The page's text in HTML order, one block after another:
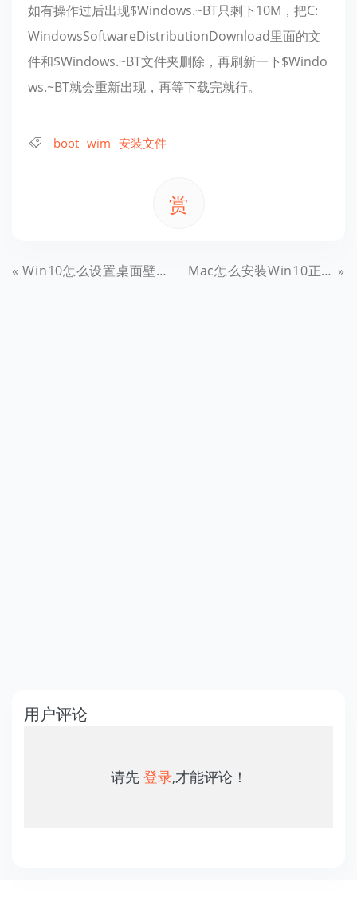
如有操作过后出现$Windows.~BT只剩下10M，把C:
WindowsSoftwareDistributionDownload里面的文
件和$Windows.~BT文件夹删除，再刷新一下$Windo
ws.~BT就会重新出现，再等下载完就行。
boot wim 安装文件
赏
Win10怎么设置桌面壁纸？Win10桌面壁纸设置教程 Mac怎么安装Win10正式版？苹果电脑虚拟机安装Win10教程
用户评论
请先 登录,才能评论！